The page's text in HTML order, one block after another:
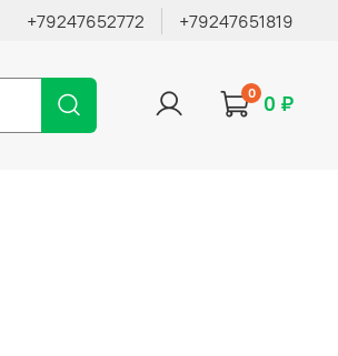
+79247652772 +79247651819
0 0 ₽